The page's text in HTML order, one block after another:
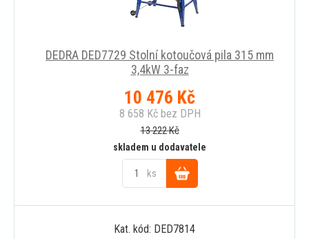
DEDRA DED7729 Stolní kotoučová pila 315 mm
3,4kW 3-faz
10 476 Kč
8 658 Kčbez DPH
13 222Kč
skladem u dodavatele
ks
Do
košíku
Kat. kód: DED7814